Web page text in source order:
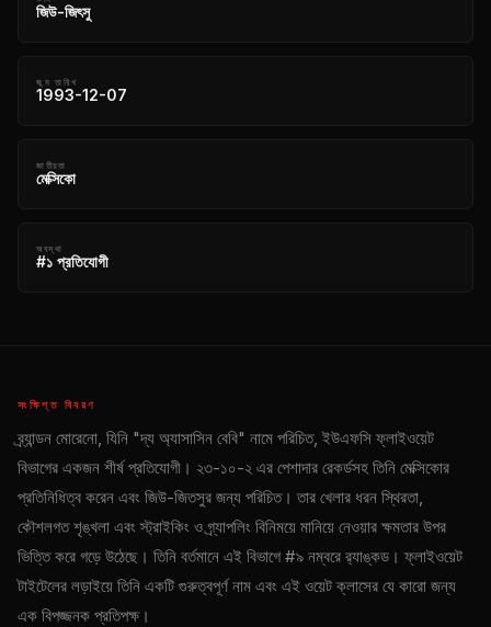
জিউ-জিৎসু
জন্ম তারিখ
1993-12-07
জাতীয়তা
মেক্সিকো
অবস্থা
#১ প্রতিযোগী
সংক্ষিপ্ত বিবরণ
ব্র্যান্ডন মোরেনো, যিনি "দ্য অ্যাসাসিন বেবি" নামে পরিচিত, ইউএফসি ফ্লাইওয়েট
বিভাগের একজন শীর্ষ প্রতিযোগী। ২৩-১০-২ এর পেশাদার রেকর্ডসহ তিনি মেক্সিকোর
প্রতিনিধিত্ব করেন এবং জিউ-জিতসুর জন্য পরিচিত। তার খেলার ধরন স্থিরতা,
কৌশলগত শৃঙ্খলা এবং স্ট্রাইকিং ও গ্র্যাপলিং বিনিময়ে মানিয়ে নেওয়ার ক্ষমতার উপর
ভিত্তি করে গড়ে উঠেছে। তিনি বর্তমানে এই বিভাগে #৯ নম্বরে র‍্যাঙ্কড। ফ্লাইওয়েট
টাইটেলের লড়াইয়ে তিনি একটি গুরুত্বপূর্ণ নাম এবং এই ওয়েট ক্লাসের যে কারো জন্য
এক বিপজ্জনক প্রতিপক্ষ।